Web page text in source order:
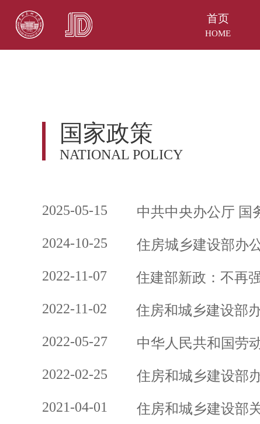
首页
HOME
国家政策
NATIONAL POLICY
2025-05-15 中共中央办公厅 国
2024-10-25 住房城乡建设部办
2022-11-07 住建部新政：不再
2022-11-02 住房和城乡建设部
2022-05-27 中华人民共和国劳
2022-02-25 住房和城乡建设部
2021-04-01 住房和城乡建设部